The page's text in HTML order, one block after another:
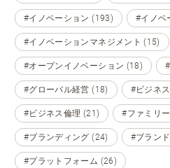
#イノベーション (193) #イノベ
#イノベーションマネジメント (15)
#オープンイノベーション (18)
#グローバル経営 (18) #ビジネ
#ビジネス倫理 (21) #ファミリ
#ブランディング (24) #ブラン
#プラットフォーム (26)